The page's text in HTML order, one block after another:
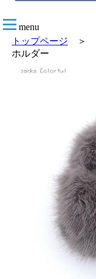
menu
トップページ ＞
ホルダー